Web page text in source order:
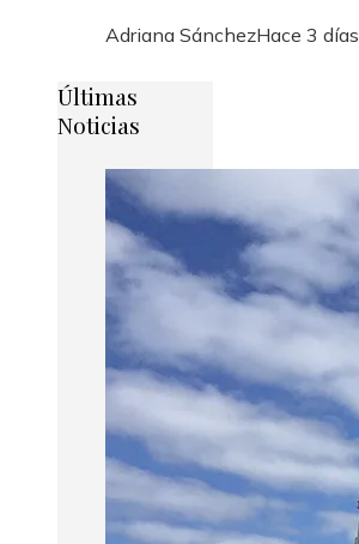
Adriana SánchezHace 3 días
Últimas
Noticias